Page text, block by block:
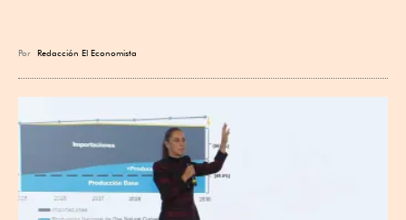
Por Redacción El Economista